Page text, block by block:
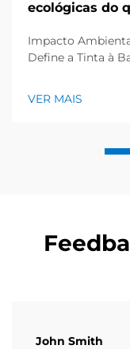
ecológicas do
Impacto
Define a Tinta à
misturada com
VER MAIS
John Smith